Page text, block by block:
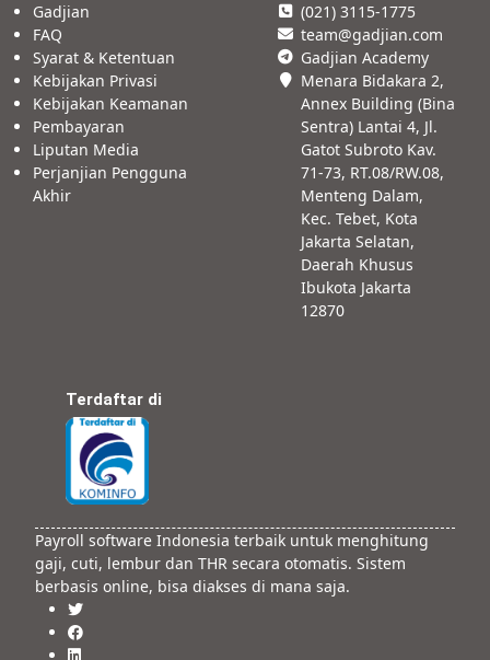
Gadjian
FAQ
Syarat & Ketentuan
Kebijakan Privasi
Kebijakan Keamanan
Pembayaran
Liputan Media
Perjanjian Pengguna
Akhir
(021) 3115-1775
team@gadjian.com
Gadjian Academy
Menara Bidakara 2,
Annex Building (Bina
Sentra) Lantai 4, Jl.
Gatot Subroto Kav.
71-73, RT.08/RW.08,
Menteng Dalam,
Kec. Tebet, Kota
Jakarta Selatan,
Daerah Khusus
Ibukota Jakarta
12870
Terdaftar di
Payroll software Indonesia terbaik untuk menghitung
gaji, cuti, lembur dan THR secara otomatis. Sistem
berbasis online, bisa diakses di mana saja.